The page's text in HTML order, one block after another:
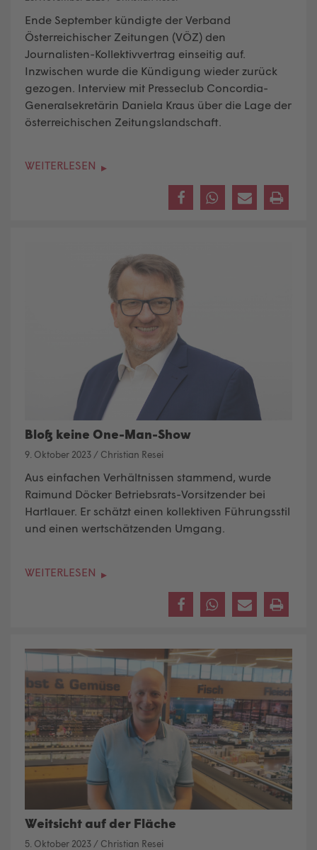
Ende September kündigte der Verband
Österreichischer Zeitungen (VÖZ) den
Journalisten-Kollektivvertrag einseitig auf.
Inzwischen wurde die Kündigung wieder zurück
gezogen. Interview mit Presseclub Concordia-
Generalsekretärin Daniela Kraus über die Lage der
österreichischen Zeitungslandschaft.
WEITERLESEN
Bloß keine One-Man-Show
9. Oktober 2023 / Christian Resei
Aus einfachen Verhältnissen stammend, wurde
Raimund Döcker Betriebsrats-Vorsitzender bei
Hartlauer. Er schätzt einen kollektiven Führungsstil
und einen wertschätzenden Umgang.
WEITERLESEN
Weitsicht auf der Fläche
5. Oktober 2023 / Christian Resei